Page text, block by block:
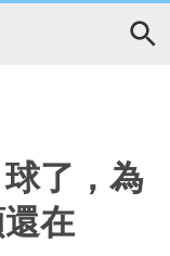
了，為
在